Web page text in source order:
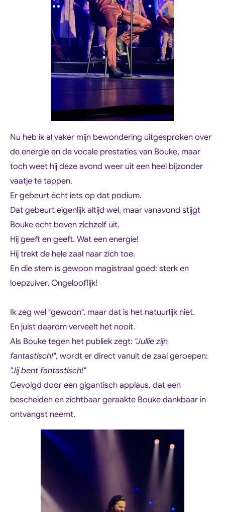
Nu heb ik al vaker mijn bewondering uitgesproken over
de energie en de vocale prestaties van Bouke, maar
toch weet hij deze avond weer uit een heel bijzonder
vaatje te tappen.
Er gebeurt écht iets op dat podium.
Dat gebeurt eigenlijk altijd wel, maar vanavond stijgt
Bouke echt boven zichzelf uit.
Hij geeft en geeft. Wat een energie!
Hij trekt de hele zaal naar zich toe.
En die stem is gewoon magistraal goed: sterk en
loepzuiver. Ongelooflijk!
Ik zeg wel "gewoon", maar dat is het natuurlijk niet.
En juist daarom verveelt het nooit.
Als Bouke tegen het publiek zegt: "Jullie zijn
fantastisch!", wordt er direct vanuit de zaal geroepen:
"Jij bent fantastisch!"
Gevolgd door een gigantisch applaus, dat een
bescheiden en zichtbaar geraakte Bouke dankbaar in
ontvangst neemt.